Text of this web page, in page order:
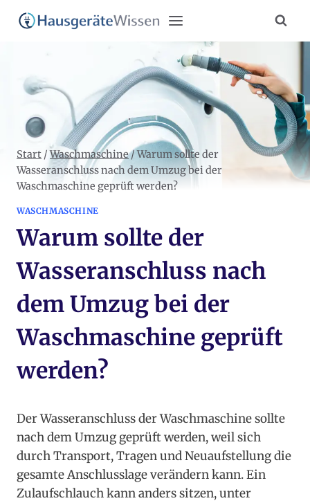
Zum
Inhalt
Start / Waschmaschine/ Warum sollte der
Wasseranschluss nach dem Umzug bei der
Waschmaschine geprüft werden?
WASCHMASCHINE
Warum sollte der
Wasseranschluss nach
dem Umzug bei der
Waschmaschine geprüft
werden?
Der Wasseranschluss der Waschmaschine sollte
nach dem Umzug geprüft werden, weil sich
durch Transport, Tragen und Neuaufstellung die
gesamte Anschlusslage verändern kann. Ein
Zulaufschlauch kann anders sitzen, unter